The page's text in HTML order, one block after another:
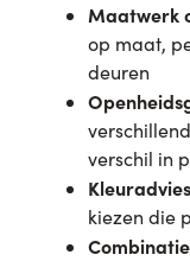
Maatwerk
op maat,
deuren
verschil in
kiezen die